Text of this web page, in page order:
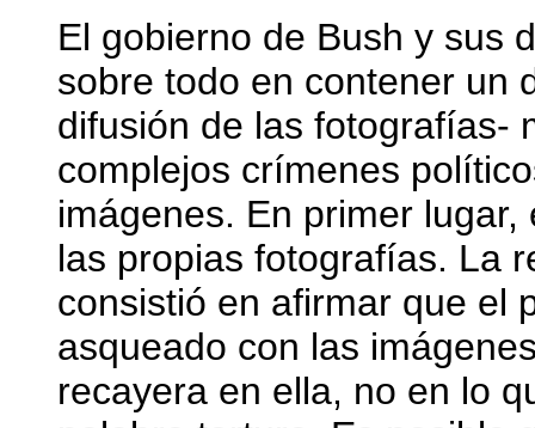
El gobierno de Bush y sus
sobre todo en contener un
difusión de las fotografías-
complejos crímenes
imágenes. En primer
las propias fotografías. La
consistió en afirmar que el
asqueado con las
recayera en ella, no en lo